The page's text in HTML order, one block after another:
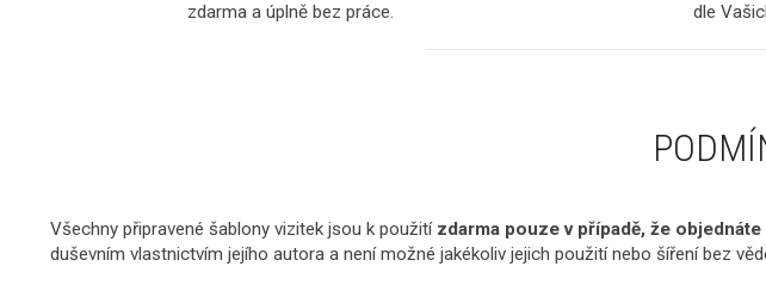
zdarma a úplně bez práce.
dle
Všechny připravené šablony vizitek jsou k použití zdarma pouze v případě, že
duševním vlastnictvím jejího autora a není možné jakékoliv jejich použití nebo šíření bez